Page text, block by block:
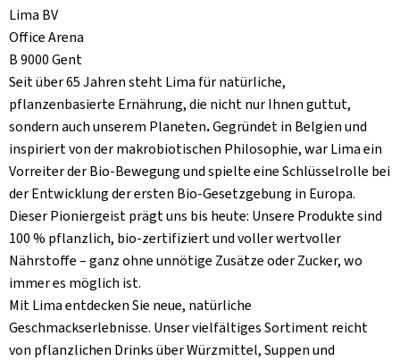
Lima BV
Office Arena
B 9000 Gent
Seit über 65 Jahren steht Lima für natürliche,
pflanzenbasierte Ernährung, die nicht nur Ihnen guttut,
sondern auch unserem Planeten.Gegründet in Belgien und
inspiriert von der makrobiotischen Philosophie, war Lima ein
Vorreiter der Bio-Bewegung und spielte eine Schlüsselrolle bei
der Entwicklung der ersten Bio-Gesetzgebung in Europa.
Dieser Pioniergeist prägt uns bis heute: Unsere Produkte sind
100 % pflanzlich, bio-zertifiziert und voller wertvoller
Nährstoffe – ganz ohne unnötige Zusätze oder Zucker, wo
immer es möglich ist.
Mit Lima entdecken Sie neue, natürliche
Geschmackserlebnisse. Unser vielfältiges Sortiment reicht
von pflanzlichen Drinks über Würzmittel, Suppen und